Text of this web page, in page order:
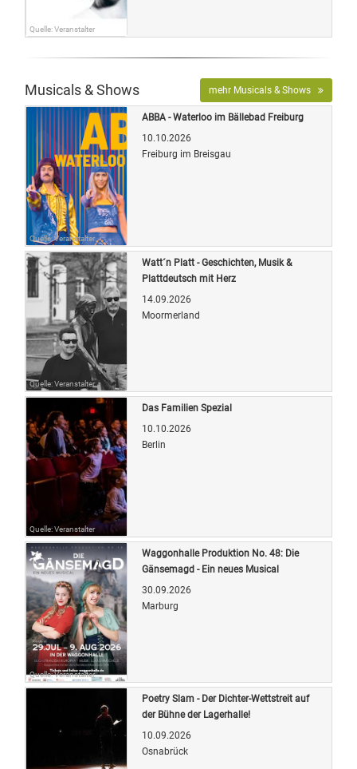
Quelle: Veranstalter
Musicals & Shows mehr Musicals & Shows
Quelle: Veranstalter
ABBA - Waterloo im Bällebad Freiburg
10.10.2026
Freiburg im Breisgau
Quelle: Veranstalter
Watt´n Platt - Geschichten, Musik &
Plattdeutsch mit Herz
14.09.2026
Moormerland
Quelle: Veranstalter
Das Familien Spezial
10.10.2026
Berlin
Quelle: Veranstalter
Waggonhalle Produktion No. 48: Die
Gänsemagd - Ein neues Musical
30.09.2026
Marburg
Poetry Slam - Der Dichter-Wettstreit auf
der Bühne der Lagerhalle!
10.09.2026
Osnabrück